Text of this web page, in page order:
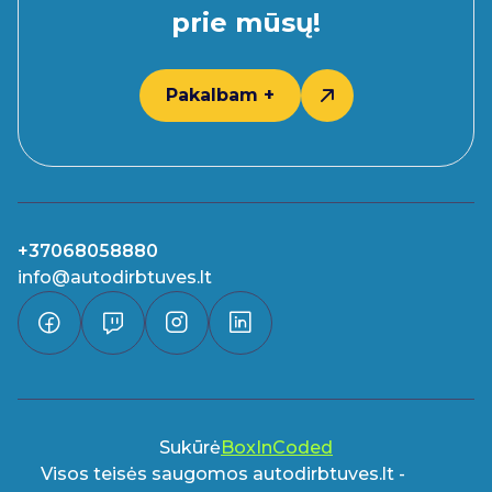
prie mūsų!
Pakalbam +
+37068058880
info@autodirbtuves.lt
SukūrėBoxInCoded
Visos teisės saugomos autodirbtuves.lt -